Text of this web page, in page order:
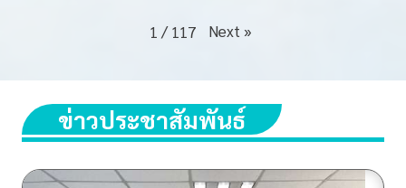
ม
ข้
อ
มู
1 / 117 Next »
ข่าวประชาสัมพันธ์